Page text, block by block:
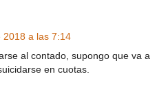
2018 a las 7:14
al contado, supongo que va a
en cuotas.